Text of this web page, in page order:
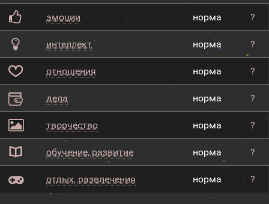
эмоции норма ?
интеллект норма ?
отношения норма ?
дела норма ?
творчество норма ?
обучение, развитие норма ?
отдых, развлечения норма ?